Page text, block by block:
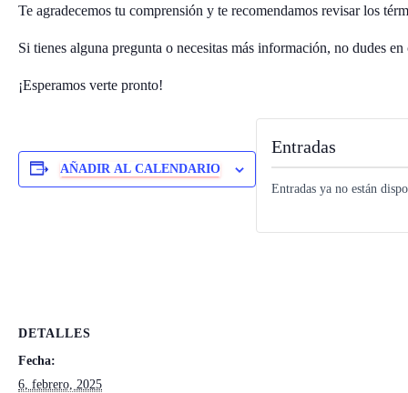
Te agradecemos tu comprensión y te recomendamos revisar los
Si tienes alguna pregunta o necesitas más información, no dudes en
¡Esperamos verte pronto!
AÑADIR AL CALENDARIO
DETALLES
Fecha:
6, febrero, 2025
Entradas
Entradas ya no están